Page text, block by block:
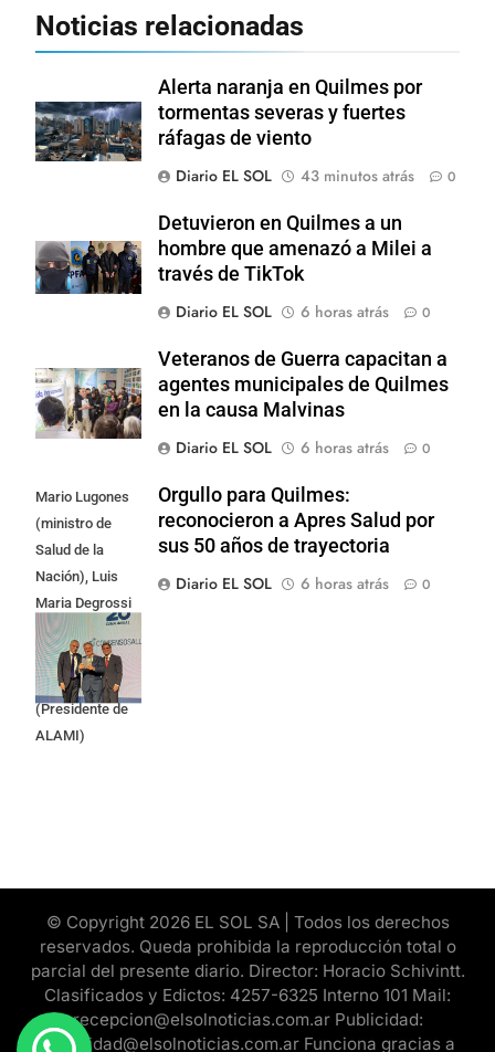
Noticias relacionadas
Alerta naranja en Quilmes por
tormentas severas y fuertes
ráfagas de viento
Diario EL SOL
43 minutos atrás 0
Detuvieron en Quilmes a un
hombre que amenazó a Milei a
través de TikTok
Diario EL SOL
6 horas atrás 0
Veteranos de Guerra capacitan a
agentes municipales de Quilmes
en la causa Malvinas
Diario EL SOL
6 horas atrás 0
Mario Lugones
(ministro de
Salud de la
Nación), Luis
Maria Degrossi
(Presidente de
Apres Salud) y
Cristian Mazza
(Presidente de
ALAMI)
Orgullo para Quilmes:
reconocieron a Apres Salud por
sus 50 años de trayectoria
Diario EL SOL
6 horas atrás 0
© Copyright 2026 EL SOL SA | Todos los derechos
reservados. Queda prohibida la reproducción total o
parcial del presente diario. Director: Horacio Schivintt.
Clasificados y Edictos: 4257-6325 Interno 101 Mail:
recepcion@elsolnoticias.com.ar Publicidad:
publicidad@elsolnoticias.com.ar Funciona gracias a